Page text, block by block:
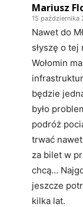
Mariusz
15 października
Nawet do
słyszę o
Wołomin
będzie
było
podróż
trwać
za bilet w
chcą…
jeszcze
kilka lat.